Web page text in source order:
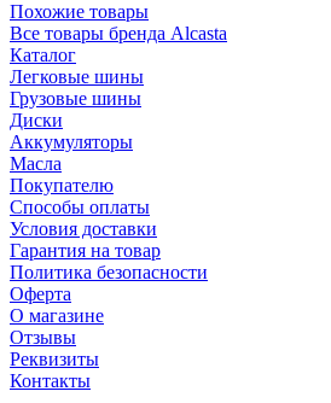
Похожие товары
Все товары бренда Alcasta
Каталог
Легковые шины
Грузовые шины
Диски
Аккумуляторы
Масла
Покупателю
Способы оплаты
Условия доставки
Гарантия на товар
Политика безопасности
Оферта
О магазине
Отзывы
Реквизиты
Контакты